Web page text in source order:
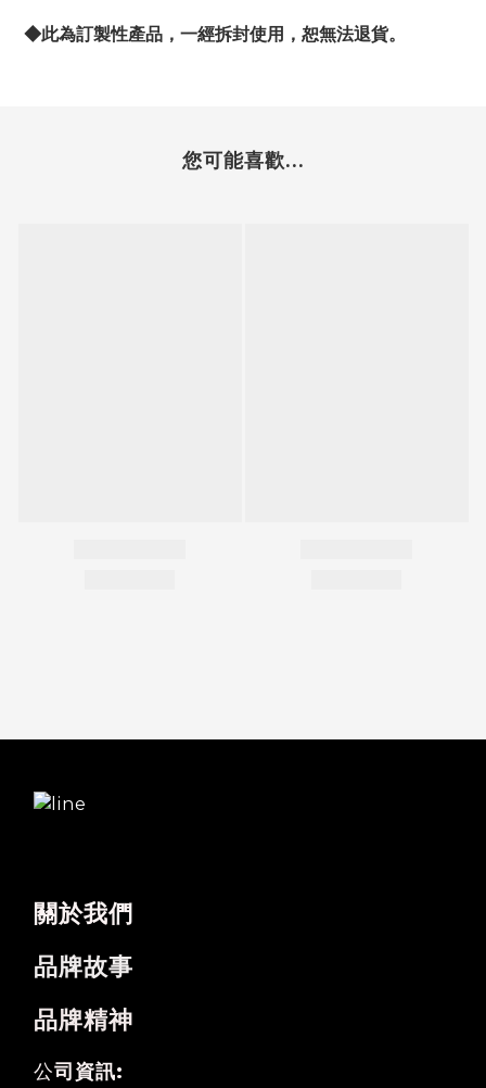
◆此為訂製性產品，一經拆封使用，恕無法退貨。
您可能喜歡...
關於我們
品牌故事
品牌精神
公司資訊: